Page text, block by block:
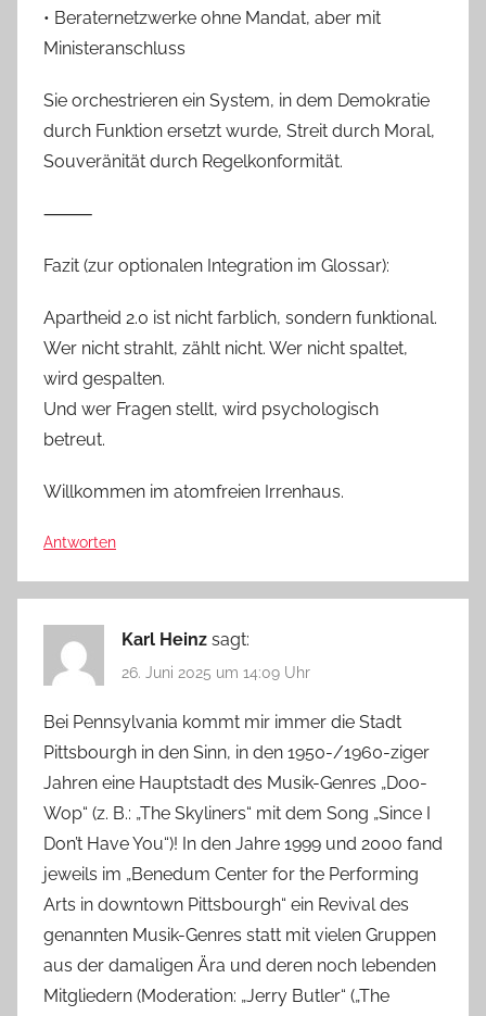
• Beraternetzwerke ohne Mandat, aber mit
Ministeranschluss
Sie orchestrieren ein System, in dem Demokratie
durch Funktion ersetzt wurde, Streit durch Moral,
Souveränität durch Regelkonformität.
⸻
Fazit (zur optionalen Integration im Glossar):
Apartheid 2.0 ist nicht farblich, sondern funktional.
Wer nicht strahlt, zählt nicht. Wer nicht spaltet,
wird gespalten.
Und wer Fragen stellt, wird psychologisch
betreut.
Willkommen im atomfreien Irrenhaus.
Antworten
Karl Heinz sagt:
26. Juni 2025 um 14:09 Uhr
Bei Pennsylvania kommt mir immer die Stadt
Pittsbourgh in den Sinn, in den 1950-/1960-ziger
Jahren eine Hauptstadt des Musik-Genres „Doo-
Wop“ (z. B.: „The Skyliners“ mit dem Song „Since I
Don’t Have You“)! In den Jahre 1999 und 2000 fand
jeweils im „Benedum Center for the Performing
Arts in downtown Pittsbourgh“ ein Revival des
genannten Musik-Genres statt mit vielen Gruppen
aus der damaligen Ära und deren noch lebenden
Mitgliedern (Moderation: „Jerry Butler“ („The